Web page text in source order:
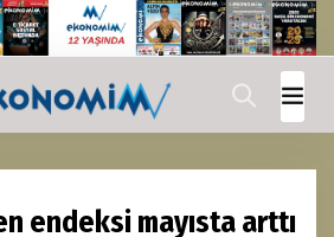
endeksi mayısta arttı